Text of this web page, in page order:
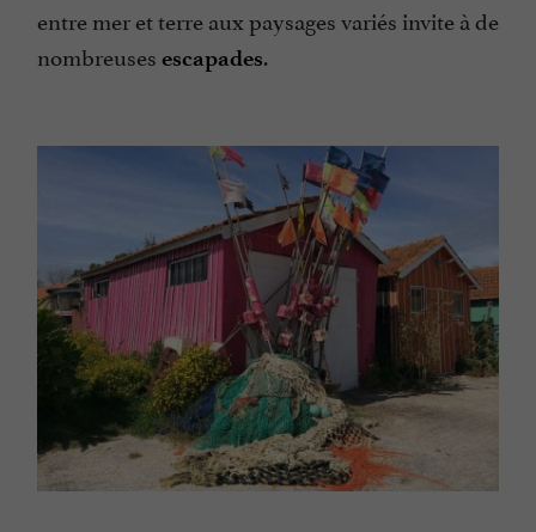
entre mer et terre aux paysages variés invite à de
nombreuses escapades.